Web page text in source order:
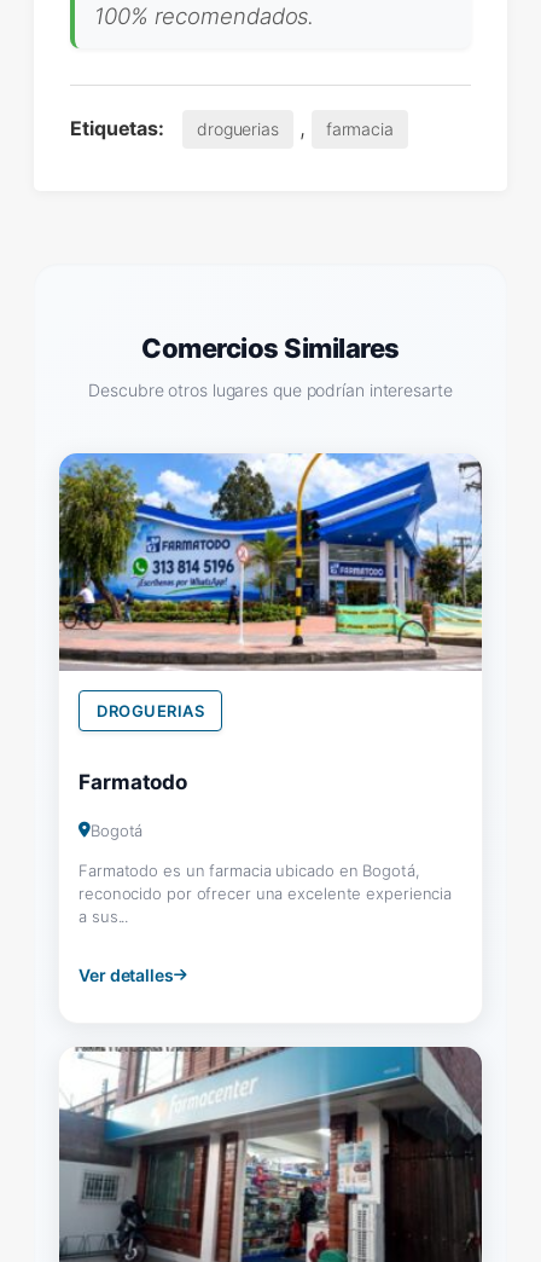
100% recomendados.
Etiquetas: droguerias , farmacia
Comercios Similares
Descubre otros lugares que podrían interesarte
DROGUERIAS
Farmatodo
Bogotá
Farmatodo es un farmacia ubicado en Bogotá,
reconocido por ofrecer una excelente experiencia
a sus...
Ver detalles